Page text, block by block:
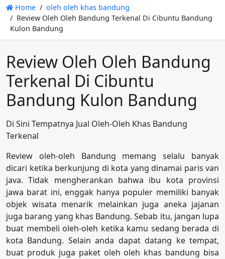
Home
oleh oleh khas bandung
Review Oleh Oleh Bandung Terkenal Di Cibuntu Bandung
Kulon Bandung
Review Oleh Oleh Bandung
Terkenal Di Cibuntu
Bandung Kulon Bandung
Di Sini Tempatnya Jual Oleh-Oleh Khas Bandung
Terkenal
Review oleh-oleh Bandung memang selalu banyak
dicari ketika berkunjung di kota yang dinamai paris van
java. Tidak mengherankan bahwa ibu kota provinsi
jawa barat ini, enggak hanya populer memiliki banyak
objek wisata menarik melainkan juga aneka jajanan
juga barang yang khas Bandung. Sebab itu, jangan lupa
buat membeli oleh-oleh ketika kamu sedang berada di
kota Bandung. Selain anda dapat datang ke tempat,
buat produk juga paket oleh oleh khas bandung bisa